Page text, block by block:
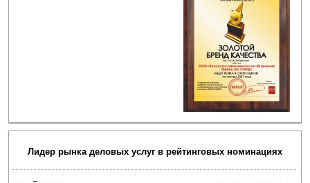
Лидер рынка деловых услуг в рейтинговых номинациях